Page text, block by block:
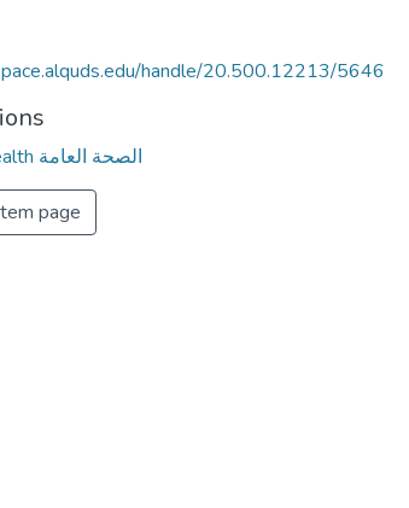
handle/20.500.12213/5646
Public Health الصحة العامة
page